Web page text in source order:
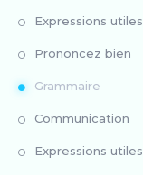
Expressions utiles
Prononcez bien
Grammaire
Communication
Expressions utiles